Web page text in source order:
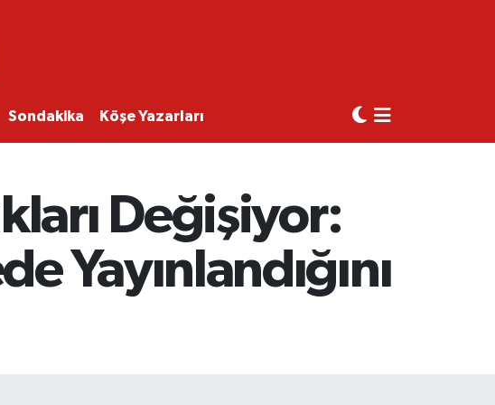
Sondakika Köşe Yazarları
Değişiyor:
Yayınlandığını